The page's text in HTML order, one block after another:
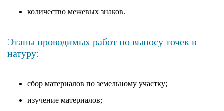
количество межевых знаков.
Этапы проводимых работ по выносу точек в
натуру:
сбор материалов по земельному участку;
изучение материалов;